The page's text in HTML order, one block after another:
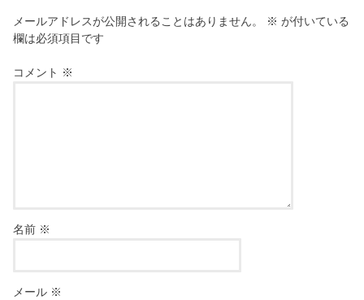
メールアドレスが公開されることはありません。 ※ が付いている
欄は必須項目です
コメント ※
名前 ※
メール ※